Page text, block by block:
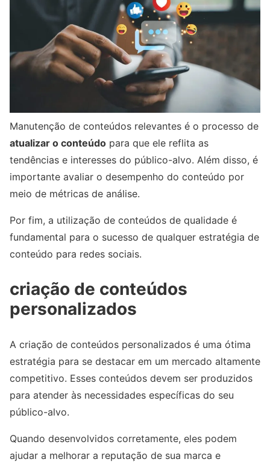
Manutenção de conteúdos relevantes é o processo de
atualizar o conteúdo para que ele reflita as
tendências e interesses do público-alvo. Além disso, é
importante avaliar o desempenho do conteúdo por
meio de métricas de análise.
Por fim, a utilização de conteúdos de qualidade é
fundamental para o sucesso de qualquer estratégia de
conteúdo para redes sociais.
criação de conteúdos
personalizados
A criação de conteúdos personalizados é uma ótima
estratégia para se destacar em um mercado altamente
competitivo. Esses conteúdos devem ser produzidos
para atender às necessidades específicas do seu
público-alvo.
Quando desenvolvidos corretamente, eles podem
ajudar a melhorar a reputação de sua marca e